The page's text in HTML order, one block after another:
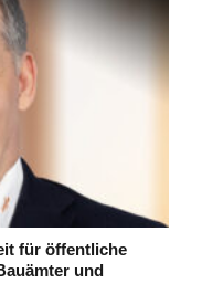
für öffentliche
und